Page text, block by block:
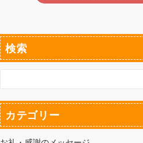
検索
カテゴリー